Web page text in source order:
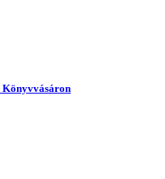
Könyvvásáron